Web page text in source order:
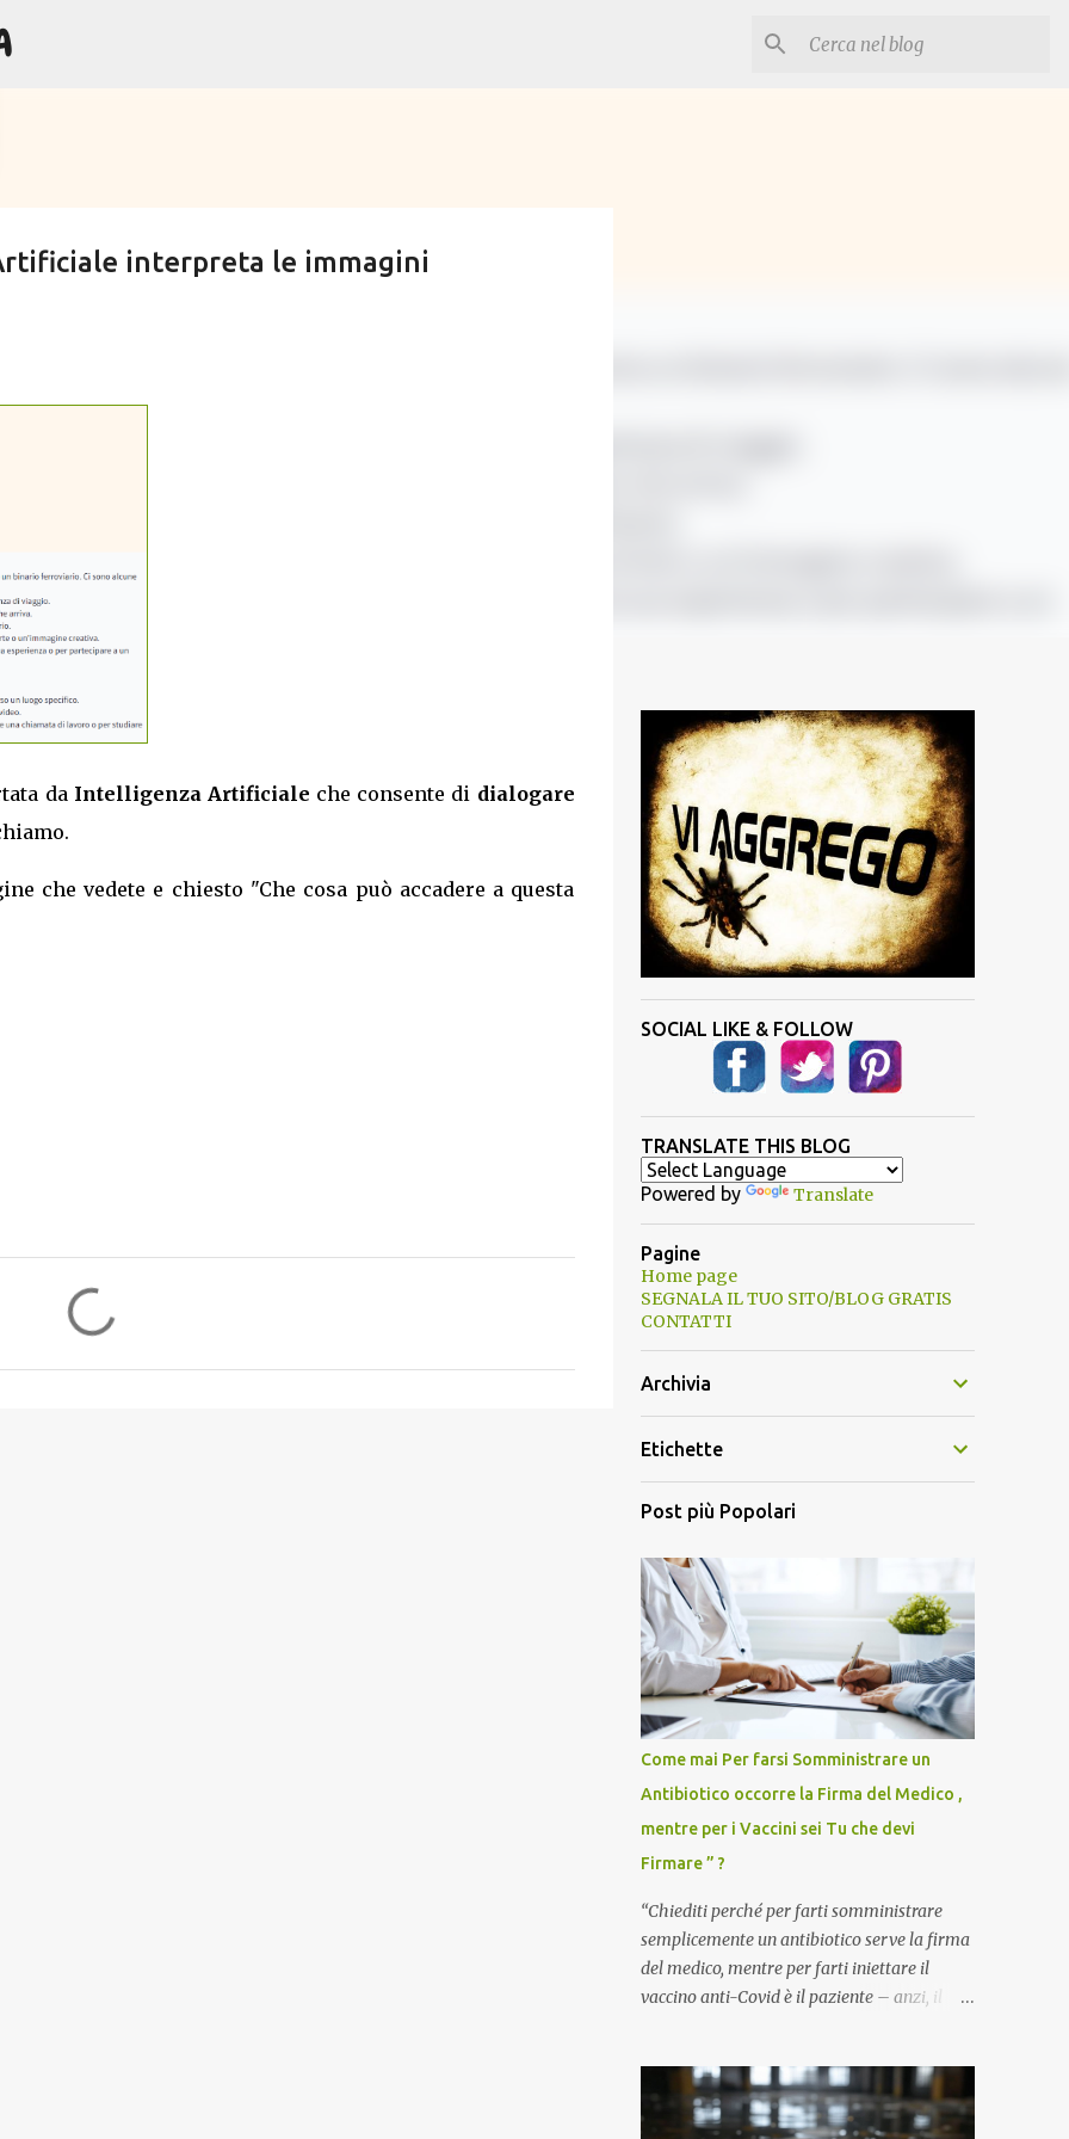
interpreta le immagini
da Intelligenza Artificiale che consente di dialogare
che vedete e chiesto "Che cosa può accadere a questa
SOCIAL LIKE & FOLLOW
TRANSLATE THIS BLOG
Powered by Translate
Pagine
Home page
SEGNALA IL TUO SITO/BLOG GRATIS
CONTATTI
Archivia
Etichette
Post più Popolari
Come mai Per farsi Somministrare un
Antibiotico occorre la Firma del Medico ,
mentre per i Vaccini sei Tu che devi
Firmare ” ?
“Chiediti perché per farti somministrare
semplicemente un antibiotico serve la firma
del medico, mentre per farti iniettare il
vaccino anti-Covid è il paziente – anzi, il
domanda tanto semplice quanto devastante
quella posta dal dottor Andrea Stramezzi,